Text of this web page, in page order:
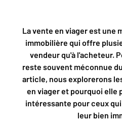
La vente en viager est une
immobilière qui offre
vendeur qu'à l'acheteur.
reste souvent méconnue
article, nous explorerons
en viager et pourquoi elle
intéressante pour ceux
leur bien